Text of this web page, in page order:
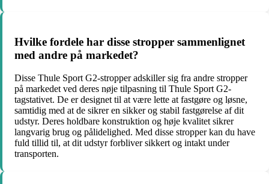
Hvilke fordele har disse stropper sammenlignet
med andre på markedet?
Disse Thule Sport G2-stropper adskiller sig fra andre stropper
på markedet ved deres nøje tilpasning til Thule Sport G2-
tagstativet. De er designet til at være lette at fastgøre og løsne,
samtidig med at de sikrer en sikker og stabil fastgørelse af dit
udstyr. Deres holdbare konstruktion og høje kvalitet sikrer
langvarig brug og pålidelighed. Med disse stropper kan du have
fuld tillid til, at dit udstyr forbliver sikkert og intakt under
transporten.